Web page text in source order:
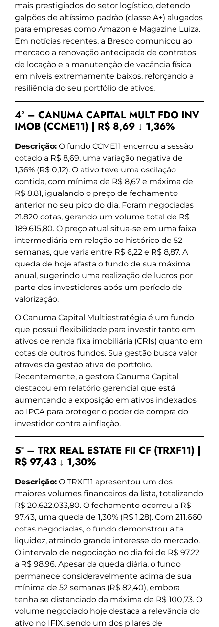
mais prestigiados do setor logístico, detendo
galpões de altíssimo padrão (classe A+) alugados
para empresas como Amazon e Magazine Luiza.
Em notícias recentes, a Bresco comunicou ao
mercado a renovação antecipada de contratos
de locação e a manutenção de vacância física
em níveis extremamente baixos, reforçando a
resiliência do seu portfólio de ativos.
4º – CANUMA CAPITAL MULT FDO INV
IMOB (CCME11) | R$ 8,69 ↓ 1,36%
Descrição: O fundo CCME11 encerrou a sessão
cotado a R$ 8,69, uma variação negativa de
1,36% (R$ 0,12). O ativo teve uma oscilação
contida, com mínima de R$ 8,67 e máxima de
R$ 8,81, igualando o preço de fechamento
anterior no seu pico do dia. Foram negociadas
21.820 cotas, gerando um volume total de R$
189.615,80. O preço atual situa-se em uma faixa
intermediária em relação ao histórico de 52
semanas, que varia entre R$ 6,22 e R$ 8,87. A
queda de hoje afasta o fundo de sua máxima
anual, sugerindo uma realização de lucros por
parte dos investidores após um período de
valorização.
O Canuma Capital Multiestratégia é um fundo
que possui flexibilidade para investir tanto em
ativos de renda fixa imobiliária (CRIs) quanto em
cotas de outros fundos. Sua gestão busca valor
através da gestão ativa de portfólio.
Recentemente, a gestora Canuma Capital
destacou em relatório gerencial que está
aumentando a exposição em ativos indexados
ao IPCA para proteger o poder de compra do
investidor contra a inflação.
5º – TRX REAL ESTATE FII CF (TRXF11) |
R$ 97,43 ↓ 1,30%
Descrição: O TRXF11 apresentou um dos
maiores volumes financeiros da lista, totalizando
R$ 20.622.033,80. O fechamento ocorreu a R$
97,43, uma queda de 1,30% (R$ 1,28). Com 211.660
cotas negociadas, o fundo demonstrou alta
liquidez, atraindo grande interesse do mercado.
O intervalo de negociação no dia foi de R$ 97,22
a R$ 98,96. Apesar da queda diária, o fundo
permanece consideravelmente acima de sua
mínima de 52 semanas (R$ 82,40), embora
tenha se distanciado da máxima de R$ 100,73. O
volume negociado hoje destaca a relevância do
ativo no IFIX, sendo um dos pilares de